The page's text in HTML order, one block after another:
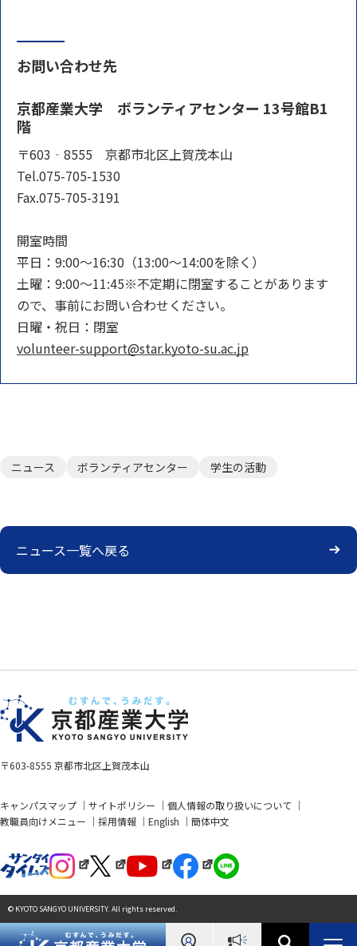
お問い合わせ先
京都産業大学 ボランティアセンター 13号館B1
階
〒603‐8555 京都市北区上賀茂本山
Tel.075-705-1530
Fax.075-705-3191
開室時間
平日：9:00～16:30（13:00～14:00を除く）
土曜：9:00～11:45※不定期に閉室することがあります
ので、事前にお問い合わせください。
日曜・祝日：閉室
volunteer-support@star.kyoto-su.ac.jp
ニュース ボランティアセンター 学生の活動
ニュース一覧へ戻る
〒603-8555 京都市北区上賀茂本山
キャンパスマップ サイトポリシー
個人情報の取り扱いについて
教職員向けメニュー
採用情報 English 簡体中文
© KYOTO SANGYO UNIVERSITY. All rights reserved.